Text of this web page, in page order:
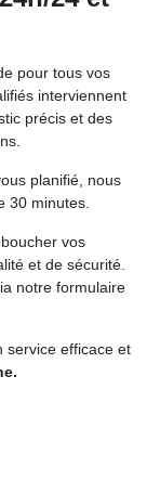
pour tous vos
interviennent
précis et des
planifié, nous
30 minutes.
vos
et de sécurité.
notre formulaire
service efficace et